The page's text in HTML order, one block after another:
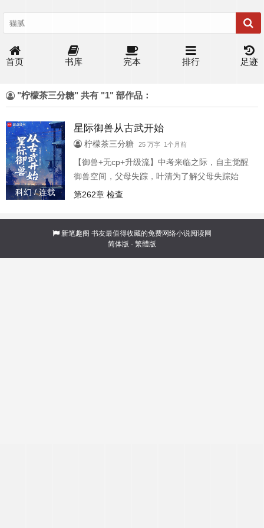
首页 书库 完本 排行 足迹
"柠檬茶三分糖" 共有 "1" 部作品：
科幻 / 连载
星际御兽从古武开始
柠檬茶三分糖 25 万字 1个月前
【御兽+无cp+升级流】中考来临之际，自主觉醒
御兽空间，父母失踪，叶清为了解父母失踪始
末，决定踏上星际开拓者之路。 但计划赶不上变
班。但条条大路通罗马，最后还是以开拓者的身
份，一步步踏入星海，走向父母消失的迷雾，也
走向一个远超想象的世界。
第262章 检查
新笔趣阁 书友最值得收藏的免费网络小说阅读网
简体版 · 繁體版